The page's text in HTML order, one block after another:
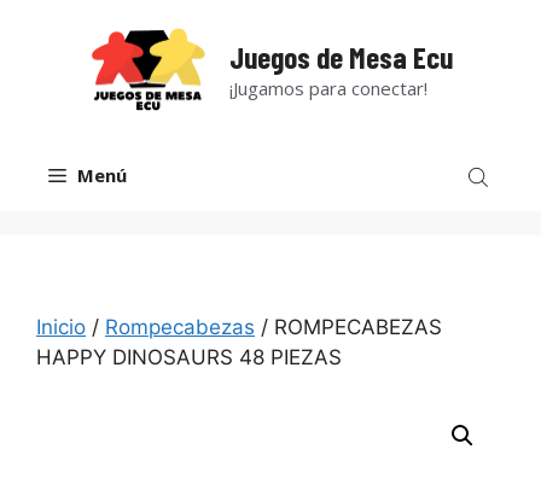
Juegos de Mesa Ecu
¡Jugamos para conectar!
Menú
Inicio / Rompecabezas / ROMPECABEZAS
HAPPY DINOSAURS 48 PIEZAS